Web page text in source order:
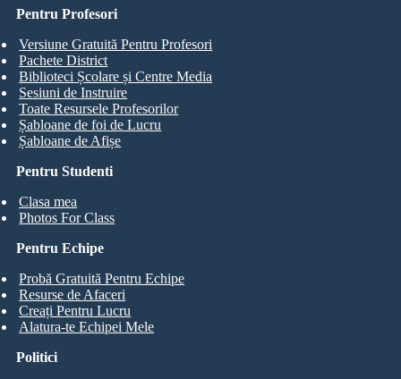
Pentru Studenti
Clasa mea
Photos For Class
Pentru Profesori
Versiune Gratuită Pentru Profesori
Pachete District
Biblioteci Școlare și Centre Media
Sesiuni de Instruire
Toate Resursele Profesorilor
Șabloane de foi de Lucru
Șabloane de Afișe
Pentru Echipe
Probă Gratuită Pentru Echipe
Resurse de Afaceri
Creați Pentru Lucru
Alatura-te Echipei Mele
Politici